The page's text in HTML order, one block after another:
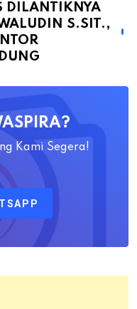
DILANTIKNYA
S.SIT.,
Kami Segera!